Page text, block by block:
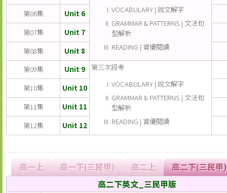
VOCABULARY | 說文解字
GRAMMAR & PATTERNS | 文法句
型解析
READING | 資優閱讀
第06集
Unit 6
第07集
Unit 7
第08集
Unit 8
第09集
Unit 9
第三次段考
VOCABULARY | 說文解字
GRAMMAR & PATTERNS | 文法句
型解析
READING | 資優閱讀
第10集
Unit 10
第11集
Unit 11
第12集
Unit 12
高一上 高一下(三民甲) 高二上
高二下(三民甲)
高二下英文_三民甲版